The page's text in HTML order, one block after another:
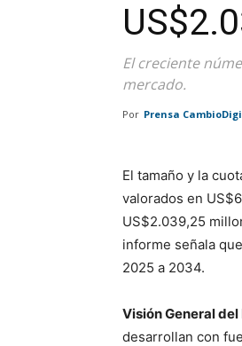
El creciente
mercado.
Por Prensa
El tamaño y la
valorados en
US$2.039,25
informe señala
2025 a 2034.
Visión General
desarrollan con